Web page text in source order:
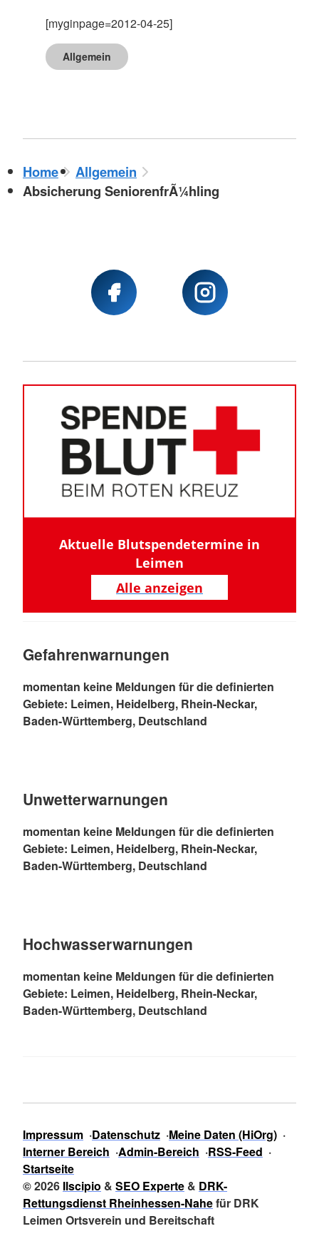
[myginpage=2012-04-25]
Allgemein
Home
Allgemein
Absicherung SeniorenfrÃ¼hling
Aktuelle Blutspendetermine in
Leimen
Alle anzeigen
Gefahrenwarnungen
momentan keine Meldungen für die definierten
Gebiete: Leimen, Heidelberg, Rhein-Neckar,
Baden-Württemberg, Deutschland
Unwetterwarnungen
momentan keine Meldungen für die definierten
Gebiete: Leimen, Heidelberg, Rhein-Neckar,
Baden-Württemberg, Deutschland
Hochwasserwarnungen
momentan keine Meldungen für die definierten
Gebiete: Leimen, Heidelberg, Rhein-Neckar,
Baden-Württemberg, Deutschland
Impressum Datenschutz Meine Daten (HiOrg)
Interner Bereich Admin-Bereich
RSS-Feed
Startseite
© 2026 Ilscipio & SEO Experte & DRK-
Rettungsdienst Rheinhessen-Nahefür DRK
Leimen Ortsverein und Bereitschaft